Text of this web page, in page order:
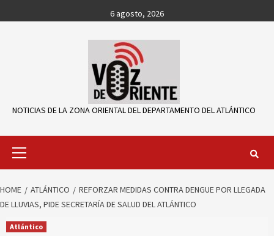
to
6 agosto, 2026
NOTICIAS DE LA ZONA ORIENTAL DEL DEPARTAMENTO DEL ATLÁNTICO
Primary
HOME ATLÁNTICO
REFORZAR MEDIDAS CONTRA DENGUE POR LLEGADA
DE LLUVIAS, PIDE SECRETARÍA DE SALUD DEL ATLÁNTICO
Atlántico